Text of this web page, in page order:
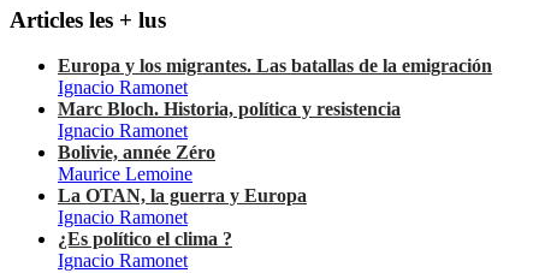
Articles les + lus
Europa y los migrantes. Las batallas de la emigración
Ignacio Ramonet
Marc Bloch. Historia, política y resistencia
Ignacio Ramonet
Bolivie, année Zéro
Maurice Lemoine
La OTAN, la guerra y Europa
Ignacio Ramonet
¿Es político el clima ?
Ignacio Ramonet